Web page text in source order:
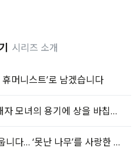
시리즈 소개
머니스트’로 남겠습니다
‘피겨 아동학대’ 피해자 모녀의 용기에 상을 바칩니다
1등보다 이웃을 키웁니다… ‘못난 나무’를 사랑한 교사